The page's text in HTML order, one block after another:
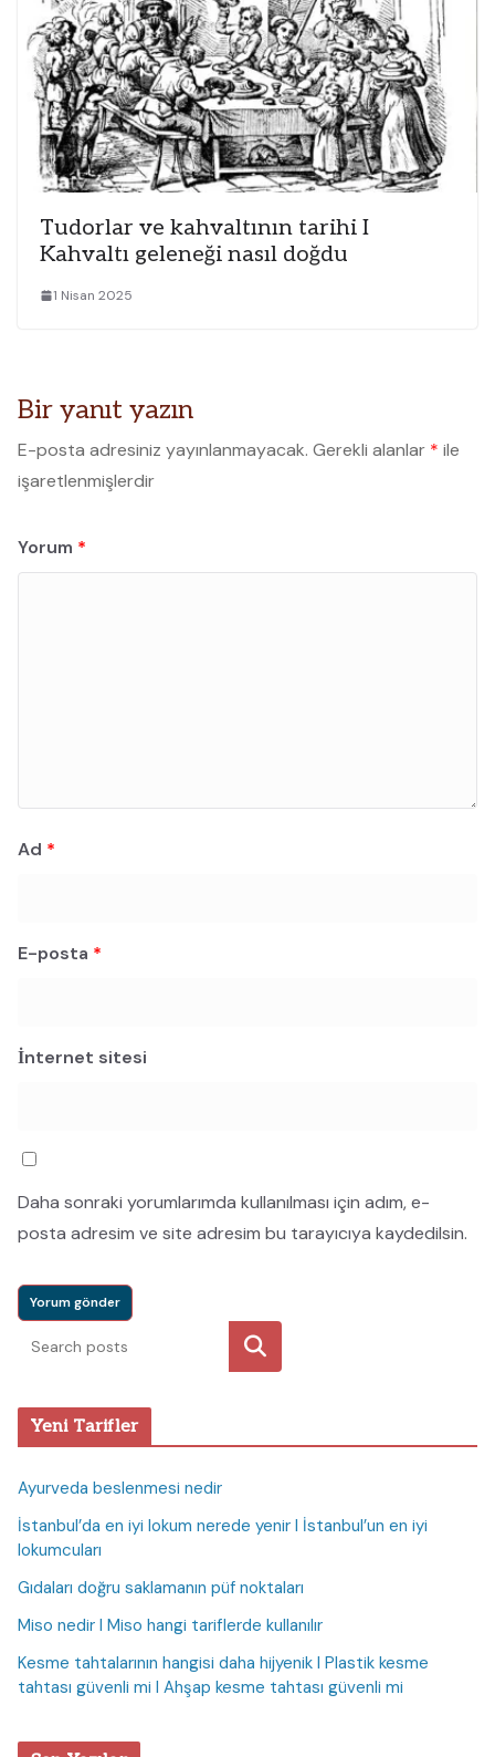
Tudorlar ve kahvaltının tarihi I
Kahvaltı geleneği nasıl doğdu
1 Nisan 2025
Bir yanıt yazın
E-posta adresiniz yayınlanmayacak. Gerekli alanlar * ile
işaretlenmişlerdir
Yorum *
Ad *
E-posta *
İnternet sitesi
Daha sonraki yorumlarımda kullanılması için adım, e-
posta adresim ve site adresim bu tarayıcıya kaydedilsin.
Ara
Yeni Tarifler
Ayurveda beslenmesi nedir
İstanbul’da en iyi lokum nerede yenir I İstanbul’un en iyi
lokumcuları
Gıdaları doğru saklamanın püf noktaları
Miso nedir I Miso hangi tariflerde kullanılır
Kesme tahtalarının hangisi daha hijyenik I Plastik kesme
tahtası güvenli mi I Ahşap kesme tahtası güvenli mi